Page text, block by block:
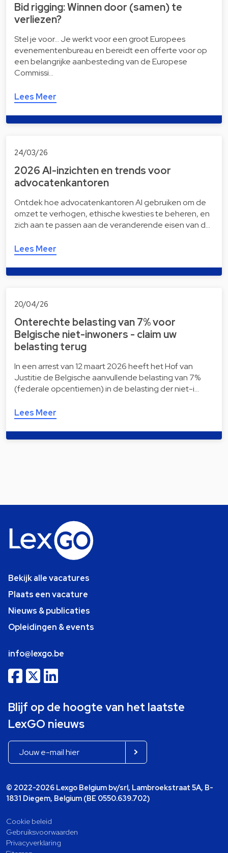
Bid rigging: Winnen door (samen) te
verliezen?
Stel je voor… Je werkt voor een groot Europees
evenementenbureau en bereidt een offerte voor op
een belangrijke aanbesteding van de Europese
Commissi…
Lees Meer
24/03/26
2026 AI-inzichten en trends voor
advocatenkantoren
Ontdek hoe advocatenkantoren AI gebruiken om de
omzet te verhogen, ethische kwesties te beheren, en
zich aan te passen aan de veranderende eisen van d…
Lees Meer
20/04/26
Onterechte belasting van 7% voor
Belgische niet-inwoners - claim uw
belasting terug
In een arrest van 12 maart 2026 heeft het Hof van
Justitie de Belgische aanvullende belasting van 7%
(federale opcentiemen) in de belasting der niet-i…
Lees Meer
Bekijk alle vacatures
Plaats een vacature
Nieuws & publicaties
Opleidingen & events
info@lexgo.be
Blijf op de hoogte van het laatste
LexGO nieuws
© 2022-2026 Lexgo Belgium bv/srl, Lambroekstraat 5A, B-
1831 Diegem, Belgium (BE 0550.639.702)
Cookie beleid
Gebruiksvoorwaarden
Privacyverklaring